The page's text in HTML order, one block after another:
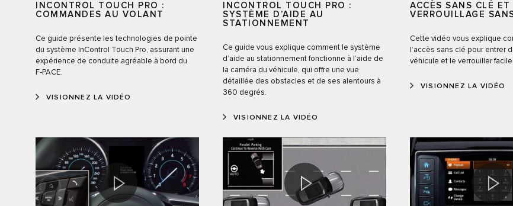
INCONTROL TOUCH PRO :
COMMANDES AU VOLANT
Ce guide présente les technologies de pointe
du système InControl Touch Pro, assurant une
expérience de conduite agréable à bord du
F‑PACE.
VISIONNEZ LA VIDÉO
INCONTROL TOUCH PRO :
SYSTÈME D’AIDE AU
STATIONNEMENT
Ce guide vous explique comment le système
d’aide au stationnement fonctionne à l’aide de
la caméra du véhicule, qui offre une vue
détaillée des obstacles et de ses alentours à
360 degrés.
VISIONNEZ LA VIDÉO
ACCÈS SANS CLÉ ET
VERROUILLAGE
Cette vidéo vous explique
l’accès sans clé pour entrer
véhicule et le verrouiller
VISIONNEZ LA VIDÉO